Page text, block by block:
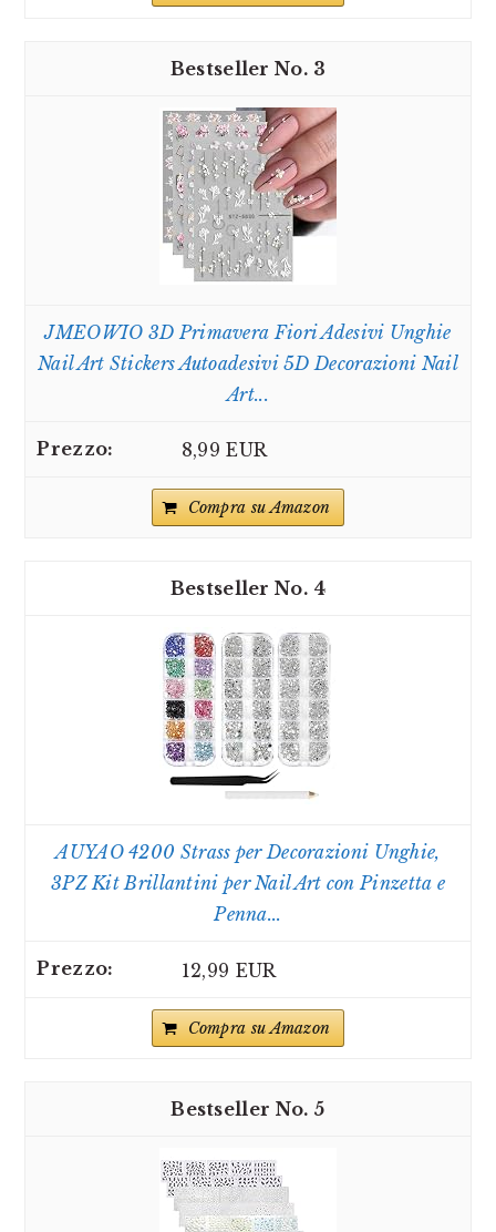
3
JMEOWIO 3D Primavera Fiori Adesivi Unghie
Nail Art Stickers Autoadesivi 5D Decorazioni Nail
Art...
8,99 EUR
Compra su Amazon
4
AUYAO 4200 Strass per Decorazioni Unghie,
3PZ Kit Brillantini per Nail Art con Pinzetta e
Penna...
12,99 EUR
Compra su Amazon
5